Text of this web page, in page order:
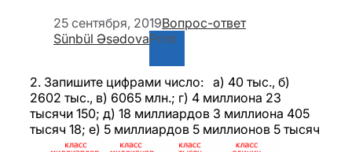
25 сентября, 2019Вопрос-ответ
Sünbül ƏsədovaPrint
2. Запишите цифрами число: a) 40 тыс., б)
2602 тыс., в) 6065 млн.; г) 4 миллиона 23
тысячи 150; д) 18 миллиардов 3 миллиона 405
тысяч 18; e) 5 миллиардов 5 миллионов 5 тысяч